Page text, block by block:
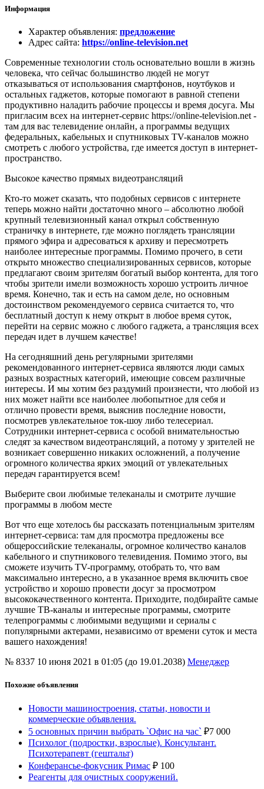
Информация
Характер объявления: предложение
Адрес сайта: https://online-television.net
Современные технологии столь основательно вошли в жизнь
человека, что сейчас большинство людей не могут
отказываться от использования смартфонов, ноутбуков и
остальных гаджетов, которые помогают в равной степени
продуктивно наладить рабочие процессы и время досуга. Мы
пригласим всех на интернет-сервис https://online-television.net -
там для вас телевидение онлайн, а программы ведущих
федеральных, кабельных и спутниковых TV-каналов можно
смотреть с любого устройства, где имеется доступ в интернет-
пространство.
Высокое качество прямых видеотрансляций
Кто-то может сказать, что подобных сервисов с интернете
теперь можно найти достаточно много – абсолютно любой
крупный телевизионный канал открыл собственную
страничку в интернете, где можно поглядеть трансляции
прямого эфира и адресоваться к архиву и пересмотреть
наиболее интересные программы. Помимо прочего, в сети
открыто множество специализированных сервисов, которые
предлагают своим зрителям богатый выбор контента, для того
чтобы зрители имели возможность хорошо устроить личное
время. Конечно, так и есть на самом деле, но основным
достоинством рекомендуемого сервиса считается то, что
бесплатный доступ к нему открыт в любое время суток,
перейти на сервис можно с любого гаджета, а трансляция всех
передач идет в лучшем качестве!
На сегодняшний день регулярными зрителями
рекомендованного интернет-сервиса являются люди самых
разных возрастных категорий, имеющие совсем различные
интересы. И мы хотим без раздумий произнести, что любой из
них может найти все наиболее любопытное для себя и
отлично провести время, выяснив последние новости,
посмотрев увлекательное ток-шоу либо телесериал.
Сотрудники интернет-сервиса с особой внимательностью
следят за качеством видеотрансляций, а потому у зрителей не
возникает совершенно никаких осложнений, а получение
огромного количества ярких эмоций от увлекательных
передач гарантируется всем!
Выберите свои любимые телеканалы и смотрите лучшие
программы в любом месте
Вот что еще хотелось бы рассказать потенциальным зрителям
интернет-сервиса: там для просмотра предложены все
общероссийские телеканалы, огромное количество каналов
кабельного и спутникового телевидения. Помимо этого, вы
сможете изучить TV-программу, отобрать то, что вам
максимально интересно, а в указанное время включить свое
устройство и хорошо провести досуг за просмотром
высококачественного контента. Приходите, подбирайте самые
лучшие ТВ-каналы и интересные программы, смотрите
телепрограммы с любимыми ведущими и сериалы с
популярными актерами, независимо от времени суток и места
вашего нахождения!
№ 8337 10 июня 2021 в 01:05 (до 19.01.2038) Менеджер
Похожие объявления
Новости машиностроения, статьи, новости и
коммерческие объявления.
5 основных причин выбрать `Офис на час` ₽7 000
Психолог (подростки, взрослые). Консультант.
Психотерапевт (гештальт)
Конферансье-фокусник Римас ₽ 100
Реагенты для очистных сооружений.